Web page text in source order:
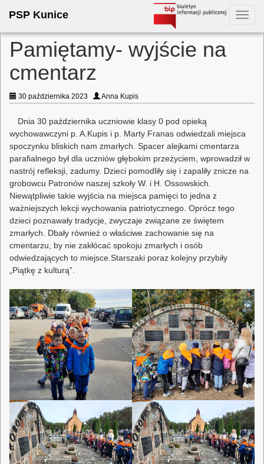
PSP Kunice
Pamiętamy- wyjście na
cmentarz
30 października 2023 Anna Kupis
Dnia 30 października uczniowie klasy 0 pod opieką
wychowawczyni p. A.Kupis i p. Marty Franas odwiedzali miejsca
spoczynku bliskich nam zmarłych. Spacer alejkami cmentarza
parafialnego był dla uczniów głębokim przeżyciem, wprowadził w
nastrój refleksji, zadumy. Dzieci pomodliły się i zapaliły znicze na
grobowcu Patronów naszej szkoły W. i H. Ossowskich.
Niewątpliwie takie wyjścia na miejsca pamięci to jedna z
ważniejszych lekcji wychowania patriotycznego. Oprócz tego
dzieci poznawały tradycje, zwyczaje związane ze świętem
zmarłych. Dbały również o właściwe zachowanie się na
cmentarzu, by nie zakłócać spokoju zmarłych i osób
odwiedzających to miejsce.Starszaki poraz kolejny przybiły
„Piątkę z kulturą”.